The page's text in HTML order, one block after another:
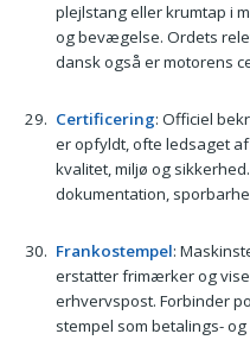
plejlstang eller krumtap i
og bevægelse. Ordets
dansk også er motorens
Certificering: Officiel
er opfyldt, ofte ledsaget
kvalitet, miljø og
dokumentation,
Frankostempel:
erstatter frimærker og
erhvervspost. Forbinder
stempel som betalings-